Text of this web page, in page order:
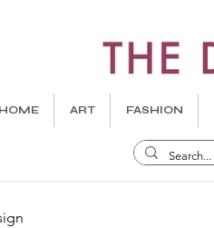
HOME ART FASHION